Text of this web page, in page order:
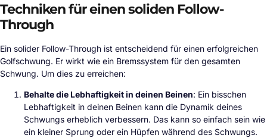
Techniken für einen soliden Follow-
Through
Ein solider Follow-Through ist entscheidend für einen erfolgreichen
Golfschwung. Er wirkt wie ein Bremssystem für den gesamten
Schwung. Um dies zu erreichen:
Behalte die Lebhaftigkeit in deinen Beinen: Ein bisschen
Lebhaftigkeit in deinen Beinen kann die Dynamik deines
Schwungs erheblich verbessern. Das kann so einfach sein wie
ein kleiner Sprung oder ein Hüpfen während des Schwungs.